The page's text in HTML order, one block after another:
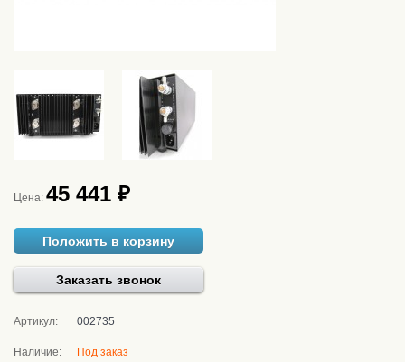
Цена: 45 441 ₽
Положить в корзину
Заказать звонок
Артикул: 002735
Наличие: Под заказ